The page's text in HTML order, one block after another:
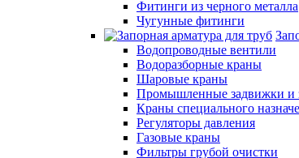
Фитинги из черного металла
Чугунные фитинги
Водопроводные вентили
Водоразборные краны
Шаровые краны
Промышленные задвижки и
Краны специального
Регуляторы давления
Газовые краны
Фильтры грубой очистки